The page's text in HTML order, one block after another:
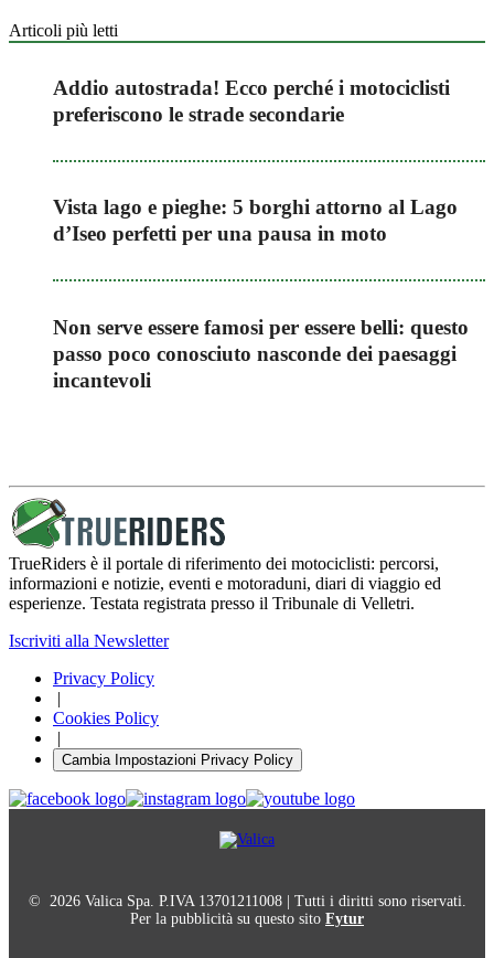
Articoli più letti
Addio autostrada! Ecco perché i motociclisti
preferiscono le strade secondarie
Vista lago e pieghe: 5 borghi attorno al Lago
d’Iseo perfetti per una pausa in moto
Non serve essere famosi per essere belli: questo
passo poco conosciuto nasconde dei paesaggi
incantevoli
TrueRiders è il portale di riferimento dei motociclisti: percorsi,
informazioni e notizie, eventi e motoraduni, diari di viaggio ed
esperienze. Testata registrata presso il Tribunale di Velletri.
Iscriviti alla Newsletter
Privacy Policy
|
Cookies Policy
|
Cambia Impostazioni Privacy Policy
© 2026 Valica Spa. P.IVA 13701211008 | Tutti i diritti sono riservati.
Per la pubblicità su questo sito Fytur